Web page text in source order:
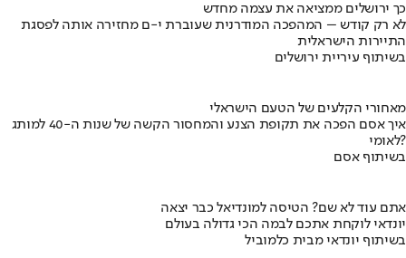
כך ירושלים ממציאה את עצמה מחדש
לא רק קודש – המהפכה המודרנית שעוברת י-ם מחזירה אותה לפסגת
התיירות הישראלית
בשיתוף עיריית ירושלים
מאחורי הקלעים של הטעם הישראלי
איך אסם הפכה את תקופת הצנע והמחסור הקשה של שנות ה-40 למותג
לאומי?
בשיתוף אסם
אתם עוד לא שם? הטיסה למונדיאל כבר יצאה
יונדאי לוקחת אתכם לבמה הכי גדולה בעולם
בשיתוף יונדאי מבית כלמוביל